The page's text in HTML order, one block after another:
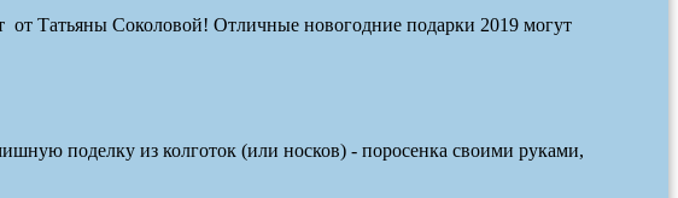
от Татьяны Соколовой! Отличные новогодние подарки 2019 могут
поделку из колготок (или носков) - поросенка своими руками,